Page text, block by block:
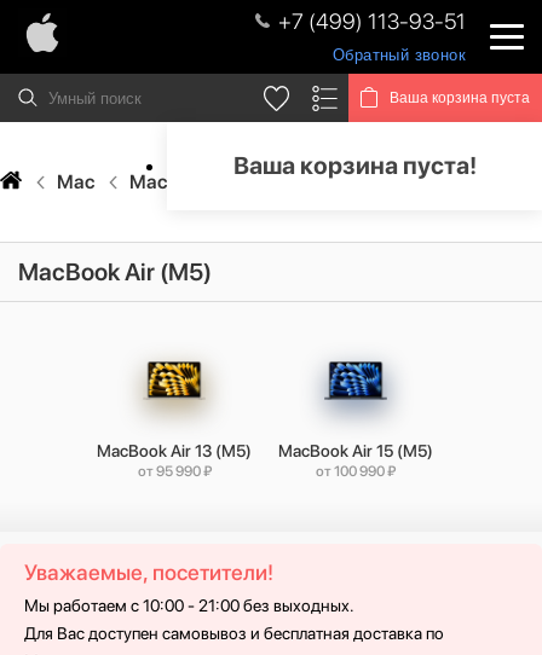
+7 (499) 113-93-51
Обратный звонок
Ваша корзина пуста
Ваша корзина пуста!
Mac MacBook Air MacBook Air (M5)
MacBook Air (M5)
MacBook Air 13 (M5)
от 95 990 ₽
MacBook Air 15 (M5)
от 100 990 ₽
Уважаемые, посетители!
Мы работаем с 10:00 - 21:00 без выходных.
Для Вас доступен самовывоз и бесплатная доставка по